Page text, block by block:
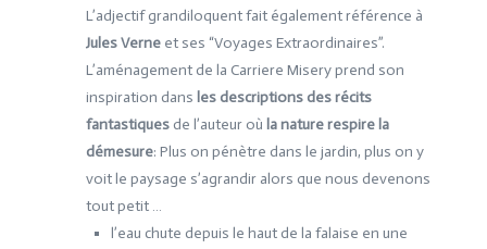
L’adjectif grandiloquent fait également référence à
Jules Verneet ses “Voyages Extraordinaires”.
L’aménagement de la Carriere Misery prend son
inspiration dans les descriptions des récits
fantastiquesde l’auteur où la nature respire la
démesure: Plus on pénètre dans le jardin, plus on y
voit le paysage s’agrandir alors que nous devenons
tout petit …
l’eau chute depuis le haut de la falaise en une